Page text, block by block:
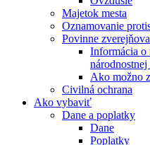
Majetok mesta
Oznamovanie
Povinne
Informácia o
Ako možno
Civilná ochrana
Ako vybaviť
Dane a poplatky
Dane
Poplatky